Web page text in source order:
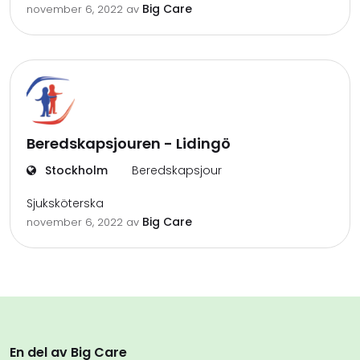
november 6, 2022 av Big Care
Beredskapsjouren - Lidingö
Stockholm Beredskapsjour
Sjuksköterska
november 6, 2022 av Big Care
En del av Big Care